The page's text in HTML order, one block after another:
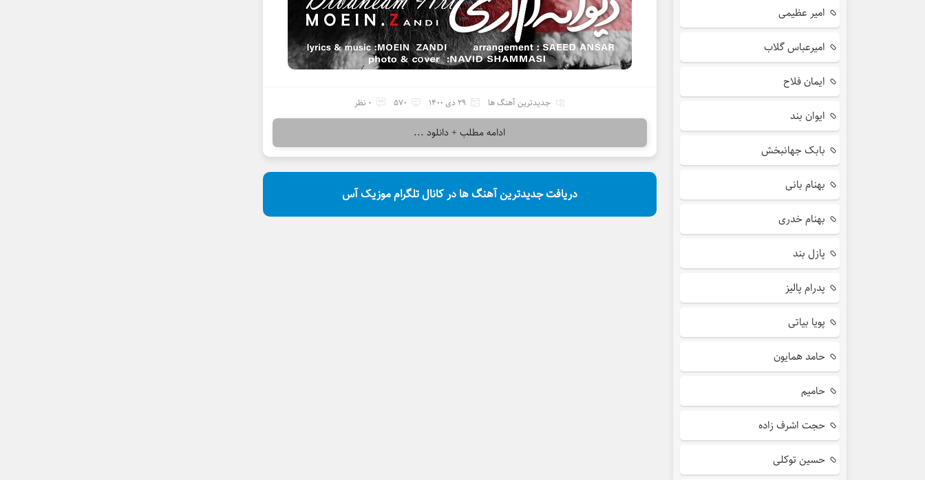
جدیدترین آهنگ ها 29 دی 1400 570 0 نظر
ادامه مطلب + دانلود ...
دریافت جدیدترین آهنگ ها در کانال تلگرام موزیک آس
امیر عظیمی
امیرعباس گلاب
ایمان فلاح
ایوان بند
بابک جهانبخش
بهنام بانی
بهنام خدری
پازل بند
پدرام پالیز
پویا بیاتی
حامد همایون
حامیم
حجت اشرف زاده
حسین توکلی